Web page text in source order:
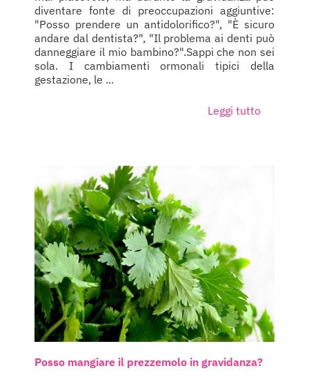
diventare fonte di preoccupazioni aggiuntive:
"Posso prendere un antidolorifico?", "È sicuro
andare dal dentista?", "Il problema ai denti può
danneggiare il mio bambino?".Sappi che non sei
sola. I cambiamenti ormonali tipici della
gestazione, le ...
Leggi tutto
Posso mangiare il prezzemolo in gravidanza?